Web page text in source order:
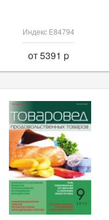
Индекс Е84794
от 5391 p